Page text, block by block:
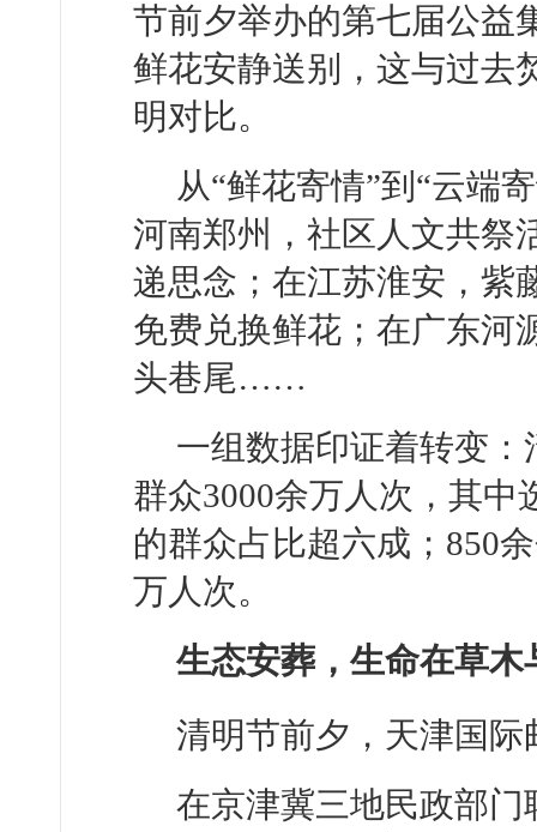
节前夕举办的第七届公益
鲜花安静送别，这与过去
明对比。
从“鲜花寄情”到“云端
河南郑州，社区人文共祭
递思念；在江苏淮安，紫
免费兑换鲜花；在广东河
头巷尾……
一组数据印证着转变
群众3000余万人次，其
的群众占比超六成；850
万人次。
生态安葬，生命在草木
清明节前夕，天津国
在京津冀三地民政部